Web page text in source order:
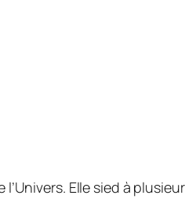
Elle sied à